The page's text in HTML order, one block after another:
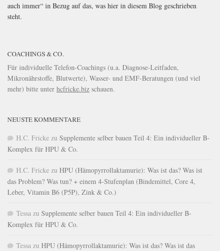
auch immer“ in Bezug auf das, was hier in diesem Blog geschrieben
steht.
COACHINGS & CO.
Für individuelle Telefon-Coachings (u.a. Diagnose-Leitfaden,
Mikronährstoffe, Blutwerte), Wasser- und EMF-Beratungen (und viel
mehr) bitte unter hcfricke.biz schauen.
NEUSTE KOMMENTARE
H.C. Fricke zu Supplemente selber bauen Teil 4: Ein individueller B-
Komplex für HPU & Co.
H.C. Fricke zu HPU (Hämopyrrollaktamurie): Was ist das? Was ist
das Problem? Was tun? + einem 4-Stufenplan (Bindemittel, Core 4,
Leber, Vitamin B6 (P5P), Zink & Co.)
Tessa zu Supplemente selber bauen Teil 4: Ein individueller B-
Komplex für HPU & Co.
Tessa zu HPU (Hämopyrrollaktamurie): Was ist das? Was ist das